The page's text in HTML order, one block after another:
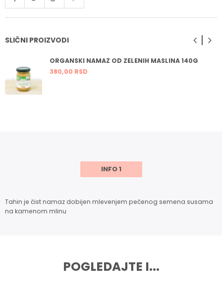
SLIČNI PROIZVODI
ORGANSKI NAMAZ OD ZELENIH MASLINA 140G
380,00 RSD
INFO 1
Tahin je čist namaz dobijen mlevenjem pečenog semena susama
na kamenom mlinu
POGLEDAJTE I...